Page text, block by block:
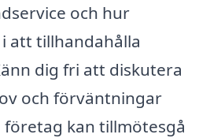
och hur
att tillhandahålla
dig fri att diskutera
och förväntningar
kan tillmötesgå